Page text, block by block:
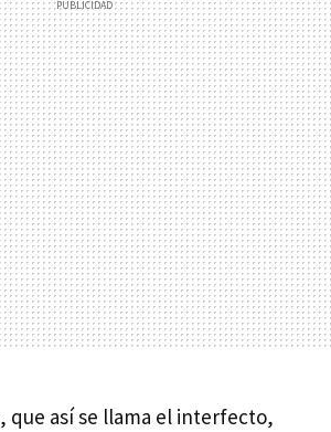
, que así se llama el interfecto,